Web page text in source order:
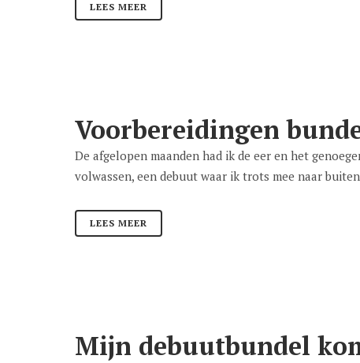
LEES MEER
Voorbereidingen
De afgelopen maanden had ik de eer en het
volwassen, een debuut waar ik trots mee naar
LEES MEER
Mijn debuutbundel